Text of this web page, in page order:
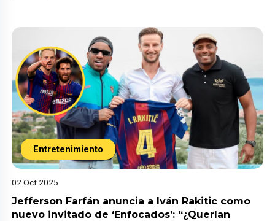
Entretenimiento
02 Oct 2025
Jefferson Farfán anuncia a Iván Rakitic como
nuevo invitado de ‘Enfocados’: “¿Querían